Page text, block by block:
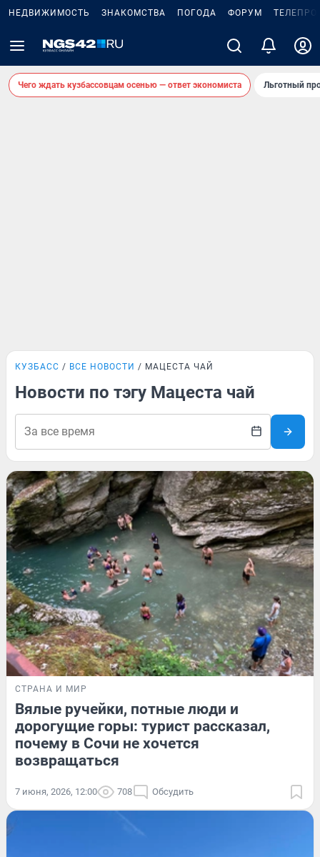
НЕДВИЖИМОСТЬ ЗНАКОМСТВА ПОГОДА ФОРУМ
Чего ждать кузбассовцам осенью — ответ экономиста Льготный
КУЗБАСС ВСЕ НОВОСТИ МАЦЕСТА ЧАЙ
Новости по тэгу Мацеста чай
СТРАНА И МИР
Вялые ручейки, потные люди и
дорогущие горы: турист рассказал,
почему в Сочи не хочется
возвращаться
7 июня, 2026, 12:00 708 Обсудить